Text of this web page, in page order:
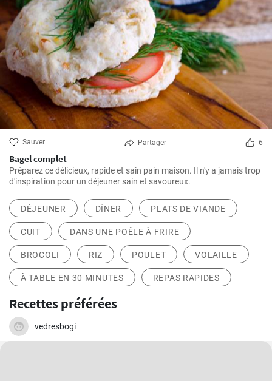
Sauver Partager 6
Bagel complet
Préparez ce délicieux, rapide et sain pain maison. Il n'y a jamais trop
d'inspiration pour un déjeuner sain et savoureux.
DÉJEUNER DÎNER PLATS DE VIANDE
CUIT DANS UNE POÊLE À FRIRE
BROCOLI RIZ POULET VOLAILLE
À TABLE EN 30 MINUTES REPAS RAPIDES
Recettes préférées
vedresbogi